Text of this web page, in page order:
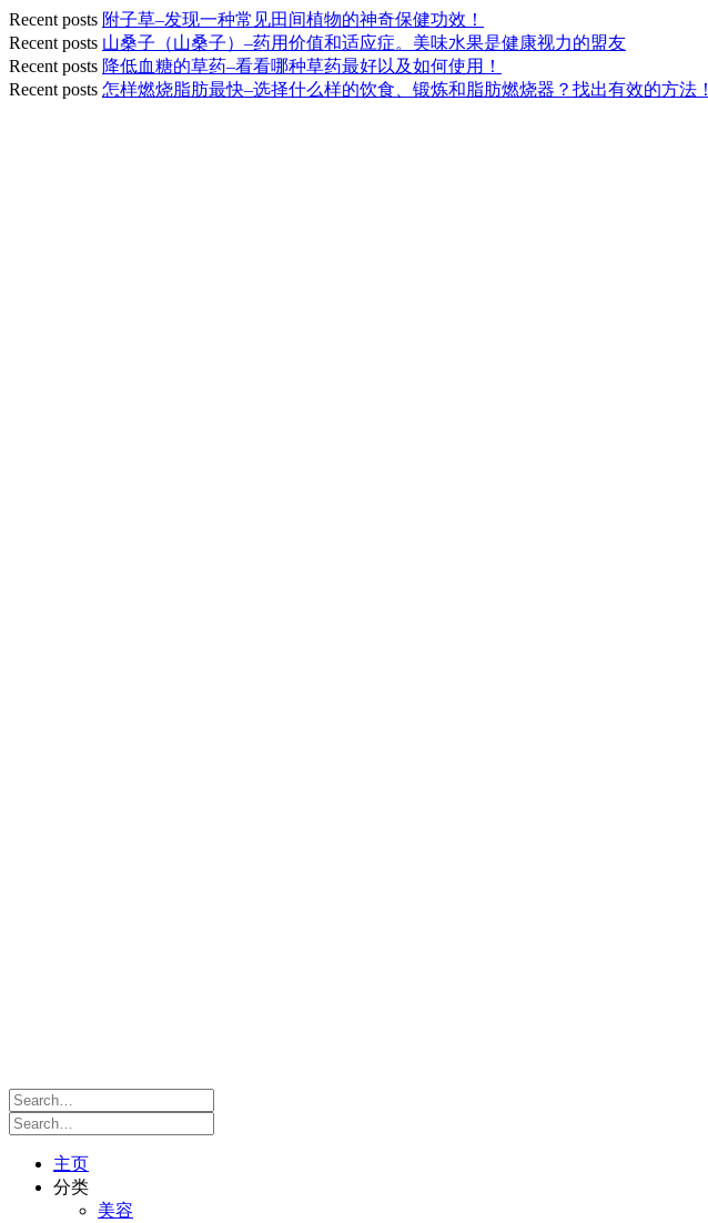
Recent posts 附子草–发现一种常见田间植物的神奇保健功效！
Recent posts 山桑子（山桑子）–药用价值和适应症。美味水果是健康视力的盟友
Recent posts 降低血糖的草药–看看哪种草药最好以及如何使用！
Recent posts 怎样燃烧脂肪最快–选择什么样的饮食、锻炼和脂肪燃烧器？找出有效的方法！
主页
分类
美容